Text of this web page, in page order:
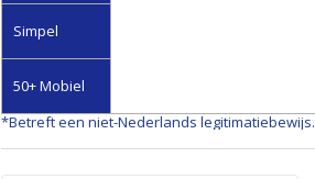
Simpel
50+ Mobiel
*Betreft een niet-Nederlands legitimatiebewijs.